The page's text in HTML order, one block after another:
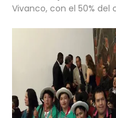
Vivanco, con el 50% del